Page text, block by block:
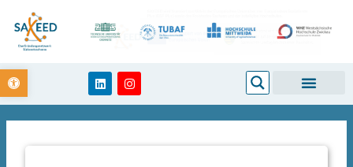
Open toolbar
Inhalt
springen
Search
L
i
e
i
I
n
a
r